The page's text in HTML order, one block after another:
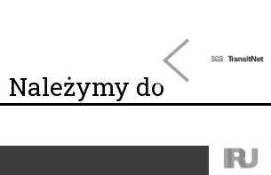
Należymy do